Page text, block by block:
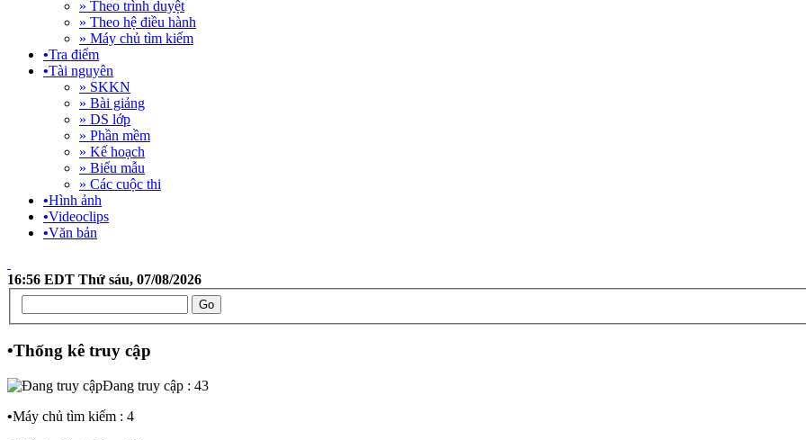
» Theo trình duyệt
» Theo hệ điều hành
» Máy chủ tìm kiếm
•Tra điểm
•Tài nguyên
» SKKN
» Bài giảng
» DS lớp
» Phần mềm
» Kế hoạch
» Biểu mẫu
» Các cuộc thi
•Hình ảnh
•Videoclips
•Văn bản
16:56 EDT Thứ sáu, 07/08/2026
•Thống kê truy cập
Đang truy cập : 43
•Máy chủ tìm kiếm : 4